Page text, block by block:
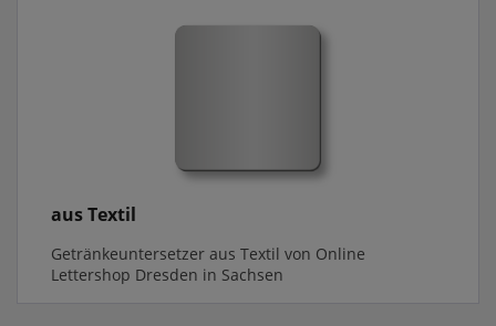
aus Textil
Getränkeuntersetzer aus Textil von Online
Lettershop Dresden in Sachsen